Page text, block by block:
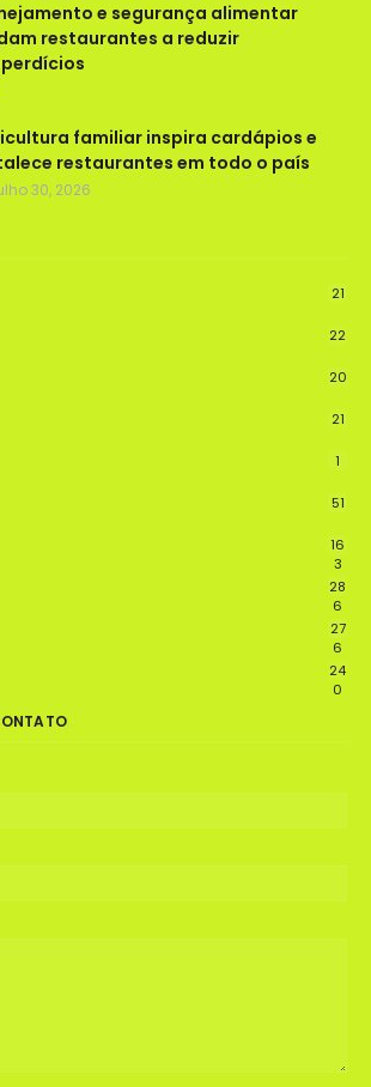
e segurança alimentar
restaurantes a reduzir
familiar inspira cardápios e
restaurantes em todo o país
30, 2026
21
22
20
21
1
51
16
3
28
6
27
6
24
0